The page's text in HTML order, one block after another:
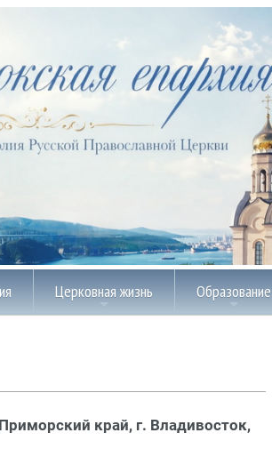
Церковная жизнь Образование
край, г. Владивосток,